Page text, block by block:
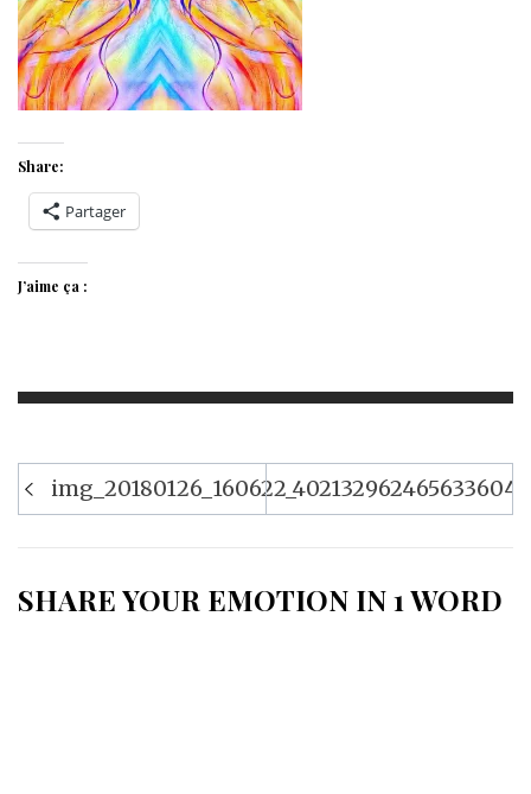
Share:
Partager
J’aime ça :
Navigation
de
SHARE YOUR EMOTION IN 1 WORD